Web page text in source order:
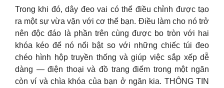
Trong khi đó, dây đeo vai có thể điều chỉnh được tạo
ra một sự vừa vặn với cơ thể bạn. Điều làm cho nó trở
nên độc đáo là phần trên cùng được bo tròn với hai
khóa kéo để nó nổi bật so với những chiếc túi đeo
chéo hình hộp truyền thống và giúp việc sắp xếp dễ
dàng — điện thoại và đồ trang điểm trong một ngăn
còn ví và chìa khóa của bạn ở ngăn kia. THÔNG TIN